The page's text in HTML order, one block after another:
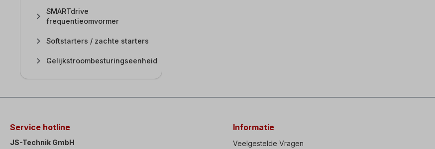
SMARTdrive
frequentieomvormer
Softstarters / zachte starters
Gelijkstroombesturingseenheid
Service hotline
JS-Technik GmbH
Informatie
Veelgestelde Vragen